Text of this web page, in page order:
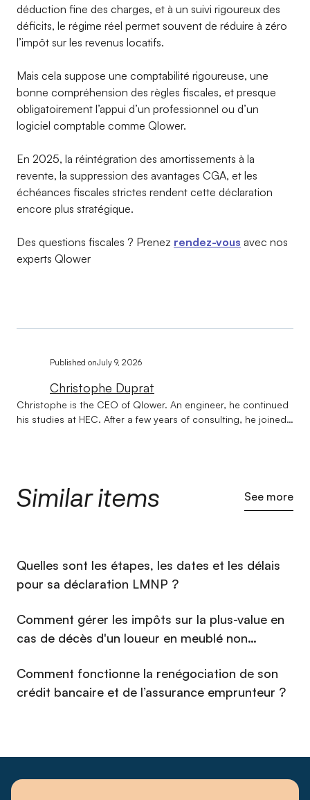
déduction fine des charges, et à un suivi rigoureux des
déficits, le régime réel permet souvent de réduire à zéro
l’impôt sur les revenus locatifs.
Mais cela suppose une comptabilité rigoureuse, une
bonne compréhension des règles fiscales, et presque
obligatoirement l’appui d’un professionnel ou d’un
logiciel comptable comme Qlower.
En 2025, la réintégration des amortissements à la
revente, la suppression des avantages CGA, et les
échéances fiscales strictes rendent cette déclaration
encore plus stratégique.
Des questions fiscales ? Prenez rendez-vous avec nos
experts Qlower
Published onJuly 9, 2026
Christophe Duprat
Christophe is the CEO of Qlower. An engineer, he continued
his studies at HEC. After a few years of consulting, he joined
balanced, rarely stressed, and prefers actions carried out to
great ideas #DoneBetterThanPerfect. Christophe has lived in
Similar items See more
⁠Quelles sont les étapes, les dates et les délais
pour sa déclaration LMNP ?
Comment gérer les impôts sur la plus-value en
cas de décès d'un loueur en meublé non
Comment fonctionne la renégociation de son
crédit bancaire et de l’assurance emprunteur ?